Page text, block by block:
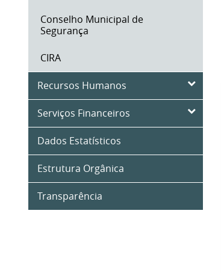
Conselho Municipal de
Segurança
CIRA
Recursos Humanos
Serviços Financeiros
Dados Estatísticos
Estrutura Orgânica
Transparência